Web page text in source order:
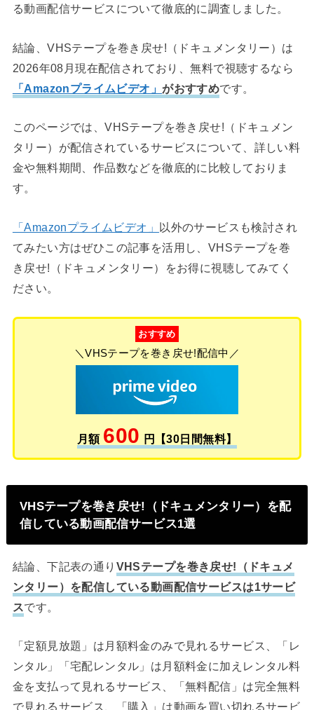
る動画配信サービスについて徹底的に調査しました。
結論、VHSテープを巻き戻せ!（ドキュメンタリー）は
2026年08月現在配信されており、無料で視聴するなら
「Amazonプライムビデオ」がおすすめです。
このページでは、VHSテープを巻き戻せ!（ドキュメン
タリー）が配信されているサービスについて、詳しい料
金や無料期間、作品数などを徹底的に比較しておりま
す。
「Amazonプライムビデオ」 以外のサービスも検討され
てみたい方はぜひこの記事を活用し、VHSテープを巻
き戻せ!（ドキュメンタリー）をお得に視聴してみてく
ださい。
おすすめ
＼VHSテープを巻き戻せ!配信中／
月額 600 円【30日間無料】
VHSテープを巻き戻せ!（ドキュメンタリー）を配
信している動画配信サービス1選
結論、下記表の通り VHSテープを巻き戻せ!（ドキュメ
ンタリー）を配信している動画配信サービスは1サービ
スです。
「定額見放題」は月額料金のみで見れるサービス、「レ
ンタル」「宅配レンタル」は月額料金に加えレンタル料
金を支払って見れるサービス、「無料配信」は完全無料
で見れるサービス、「購入」は動画を買い切れるサービ